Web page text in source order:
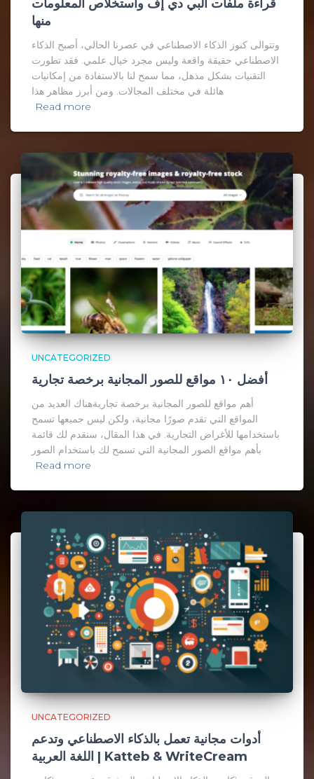
قراءة ملفات البي دي إف واستخلاص المعلومات
منها
وتتوالى كنوز الذكاء الاصطناعي في عصرنا الحالي، أصبح الذكاء
الاصطناعي حقيقة واقعة وليس مجرد خيال علمي. فقد تطورت
التقنيات بشكل مذهل، مما سمح لنا بالاستفادة من إمكانيات
هائلة في مختلف المجالات. ومن أبرز مظاهر هذا
Read more
UNCATEGORIZED
أفضل ١٠ مواقع للصور المجانية برخصة تجارية
أهم مواقع للصور المجانية برخصة تجاريةهناك العديد من
المواقع التي تقدم صورًا مجانية، ولكن ليس جميعها تسمح
باستخدامها للأغراض التجارية. في هذا المقال، سنقدم لك قائمة
بأهم مواقع الصور المجانية التي تسمح لك باستخدام الصور
Read more
UNCATEGORIZED
أدوات مجانية تعمل بالذكاء الاصطناعي وتدعم
اللغة العربية | Katteb & WriteCream